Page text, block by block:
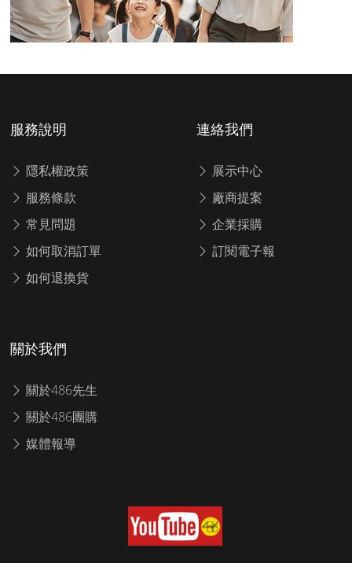
服務說明
隱私權政策
服務條款
常見問題
如何取消訂單
如何退換貨
連絡我們
展示中心
廠商提案
企業採購
訂閱電子報
關於我們
關於486先生
關於486團購
媒體報導